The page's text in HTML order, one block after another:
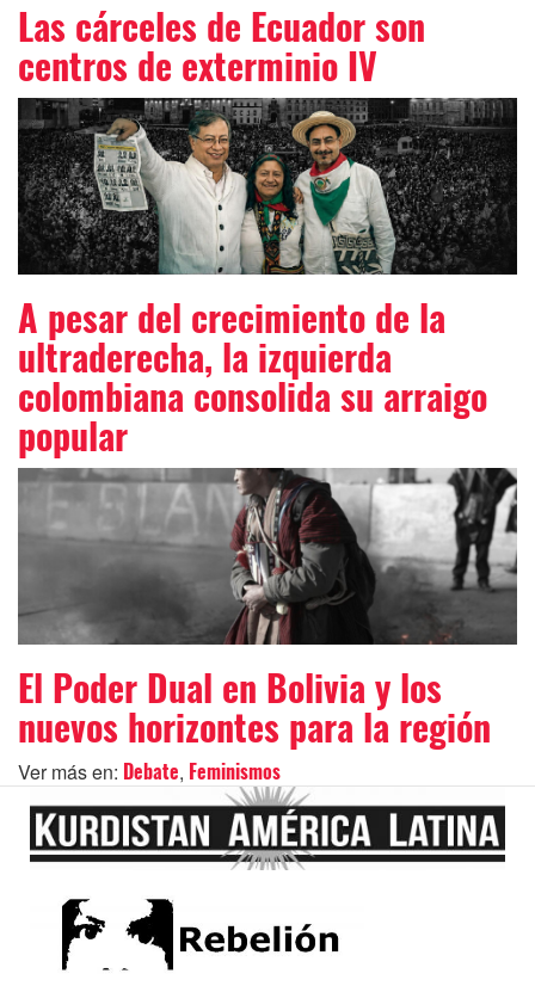
Las cárceles de Ecuador son
centros de exterminio IV
A pesar del crecimiento de la
ultraderecha, la izquierda
colombiana consolida su arraigo
popular
El Poder Dual en Bolivia y los
nuevos horizontes para la región
Ver más en: Debate, Feminismos